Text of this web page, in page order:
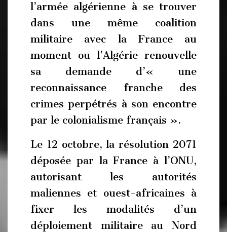
l’armée algérienne à se trouver
dans une même coalition
militaire avec la France au
moment ou l’Algérie renouvelle
sa demande d’« une
reconnaissance franche des
crimes perpétrés à son encontre
par le colonialisme français ».
Le 12 octobre, la résolution 2071
déposée par la France à l’ONU,
autorisant les autorités
maliennes et ouest-africaines à
fixer les modalités d’un
déploiement militaire au Nord